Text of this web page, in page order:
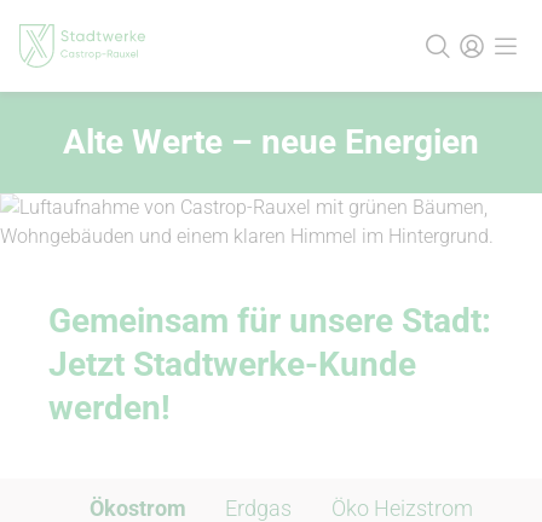
Alte Werte – neue Energien
Gemeinsam für unsere Stadt:
Jetzt Stadtwerke-Kunde
werden!
Ökostrom Erdgas
Öko Heizstrom